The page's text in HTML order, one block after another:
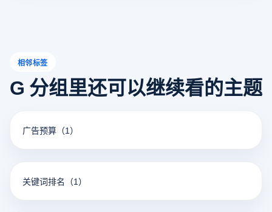
相邻标签
G 分组里还可以继续看的主题
广告预算 （1）
关键词排名 （1）